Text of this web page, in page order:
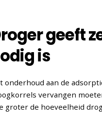
geeft
is
onderhoud aan de
vervangen
groter de hoeveelheid